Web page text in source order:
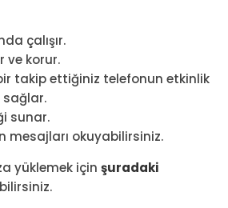
çalışır.
ve korur.
takip ettiğiniz telefonun etkinlik
sağlar.
sunar.
mesajları okuyabilirsiniz.
yüklemek için şuradaki